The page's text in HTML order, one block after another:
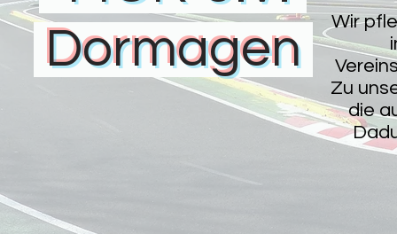
Wir
Zu
die
Dormagen